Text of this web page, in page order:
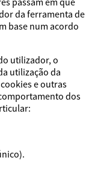
da ferramenta de
base num acordo
utilizador, o
utilização da
e outras
dos